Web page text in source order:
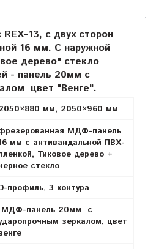
13, с двух сторон
16 мм. С наружной
дерево" стекло
- панель 20мм с
цвет "Венге".
мм, 2050×960 мм
МДФ-панель
мм с антивандальной ПВХ-
Тиковое дерево +
стекло
профиль, 3 контура
МДФ-панель 20мм с
зеркалом, цвет